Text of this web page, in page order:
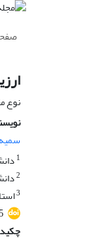
نوع
1
2
3